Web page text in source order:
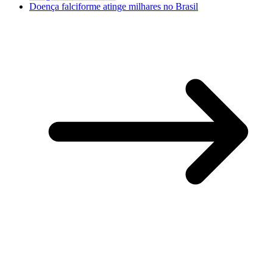
Doença falciforme atinge milhares no Brasil